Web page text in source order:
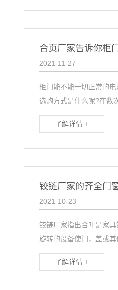
合页厂家告诉你柜
2021-11-27
柜门能不能一切正常的
选购方式是什么呢?在数
了解详情 +
铰链厂家的齐全门
2021-10-23
铰链厂家指出合叶是家
旋转的设备使门，盖或
了解详情 +